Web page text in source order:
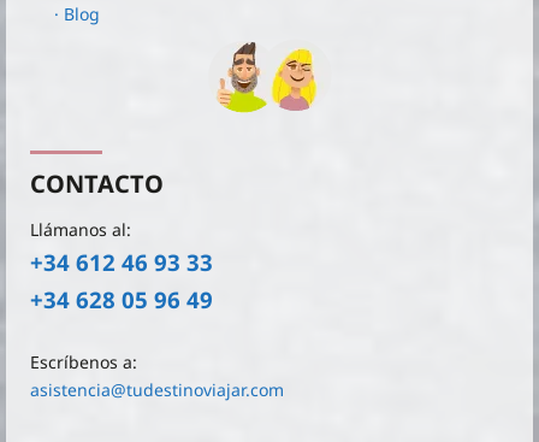
· Blog
CONTACTO
Llámanos al:
+34 612 46 93 33
+34 628 05 96 49
Escríbenos a:
asistencia@tudestinoviajar.com